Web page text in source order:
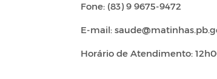
Fone: (83) 9 9675-9472
E-mail:
Horário de Atendimento: